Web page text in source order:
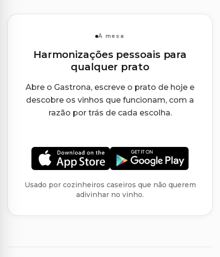
À mesa
Harmonizações pessoais para
qualquer prato
Abre o Gastrona, escreve o prato de hoje e
descobre os vinhos que funcionam, com a
razão por trás de cada escolha.
Usado por cozinheiros caseiros que não querem
adivinhar no vinho.